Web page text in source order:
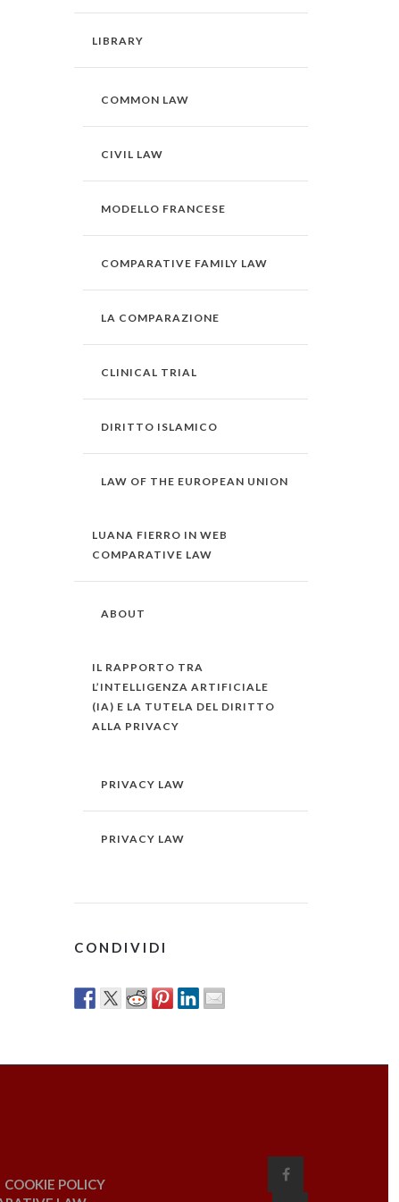
LIBRARY
COMMON LAW
CIVIL LAW
MODELLO FRANCESE
COMPARATIVE FAMILY LAW
LA COMPARAZIONE
CLINICAL TRIAL
DIRITTO ISLAMICO
LAW OF THE EUROPEAN UNION
LUANA FIERRO IN WEB
COMPARATIVE LAW
ABOUT
IL RAPPORTO TRA
L’INTELLIGENZA ARTIFICIALE
(IA) E LA TUTELA DEL DIRITTO
ALLA PRIVACY
PRIVACY LAW
PRIVACY LAW
CONDIVIDI
COOKIE POLICY